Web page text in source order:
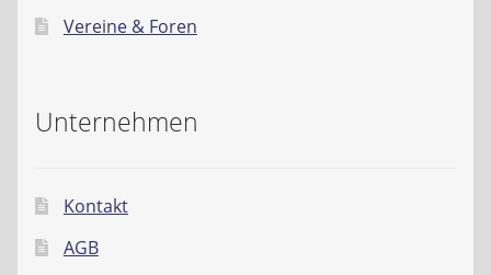
Vereine & Foren
Unternehmen
Kontakt
AGB